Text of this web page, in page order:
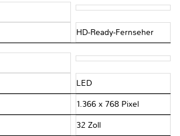
HD-Ready-Fernseher
LED
1.366 x 768 Pixel
32 Zoll